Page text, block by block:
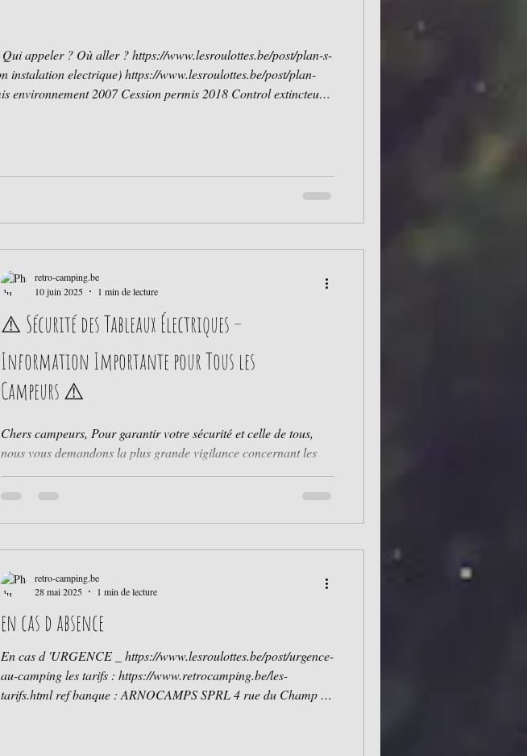
⚠️ Sécurité des Tableaux Électriques –
Information Importante pour Tous les
Campeurs ⚠️
Chers campeurs, Pour garantir votre sécurité et celle de tous,
nous vous demandons la plus grande vigilance concernant les
strictement encadrée Les tableaux électriques ne doivent en
préalable . Toute tentative de branchement ou d'ouverture non
signalée constitue une mise en danger pour vous-même et pour
les autres. Merci de venir signaler toute in
retro-camping.be
10 juin 2025
1 min de lecture
en cas d absence
En cas d 'URGENCE _ https://www.lesroulottes.be/post/urgence-
au-camping les tarifs : https://www.retrocamping.be/les-
tarifs.html ref banque : ARNOCAMPS SPRL 4 rue du Champ Le
retro-camping.be
28 mai 2025
1 min de lecture